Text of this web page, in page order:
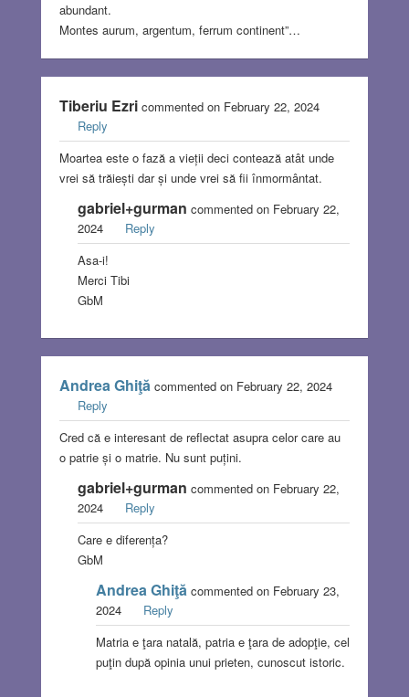
abundant.
Montes aurum, argentum, ferrum continent”…
Tiberiu Ezricommented on February 22, 2024
Reply
Moartea este o fază a vieții deci contează atât unde
vrei să trăiești dar și unde vrei să fii înmormântat.
gabriel+gurman commented on February 22,
2024
Reply
Asa-i!
Merci Tibi
GbM
Andrea Ghiţăcommented on February 22, 2024
Reply
Cred că e interesant de reflectat asupra celor care au
o patrie și o matrie. Nu sunt puțini.
gabriel+gurman commented on February 22,
2024
Reply
Care e diferența?
GbM
Andrea Ghiţăcommented on February 23,
2024
Reply
Matria e ţara natală, patria e ţara de adopţie, cel
puţin după opinia unui prieten, cunoscut istoric.